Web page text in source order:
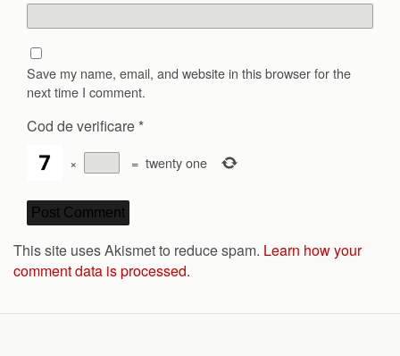
Save my name, email, and website in this browser for the
next time I comment.
Cod de verificare *
× = twenty one
This site uses Akismet to reduce spam. Learn how your
comment data is processed.